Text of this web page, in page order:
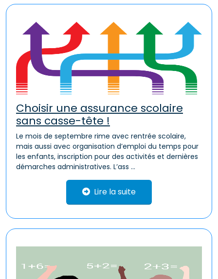
Choisir une assurance scolaire
sans casse-tête !
Le mois de septembre rime avec rentrée scolaire,
mais aussi avec organisation d’emploi du temps pour
les enfants, inscription pour des activités et dernières
démarches administratives. L’ass ...
Lire la suite